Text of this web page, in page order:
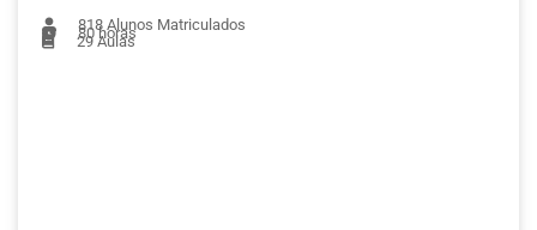
818 Alunos Matriculados
80 horas
29Aulas